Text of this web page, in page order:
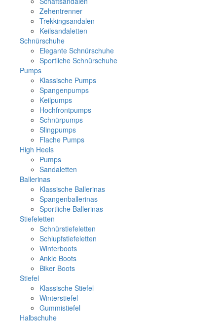
Zehentrenner
Trekkingsandalen
Keilsandaletten
Schnürschuhe
Elegante Schnürschuhe
Sportliche Schnürschuhe
Pumps
Klassische Pumps
Spangenpumps
Keilpumps
Hochfrontpumps
Schnürpumps
Slingpumps
Flache Pumps
High Heels
Pumps
Sandaletten
Ballerinas
Klassische Ballerinas
Spangenballerinas
Sportliche Ballerinas
Stiefeletten
Schnürstiefeletten
Schlupfstiefeletten
Winterboots
Ankle Boots
Biker Boots
Stiefel
Klassische Stiefel
Winterstiefel
Gummistiefel
Halbschuhe